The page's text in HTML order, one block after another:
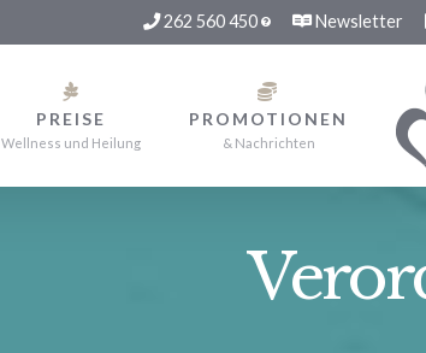
262 560 450 Newsletter
PREISE
Wellness und Heilung
PROMOTIONEN
& Nachrichten